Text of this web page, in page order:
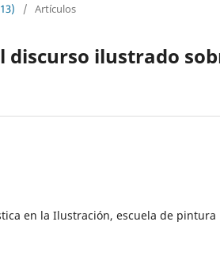
/ Artículos
discurso ilustrado
en la Ilustración, escuela de pintura